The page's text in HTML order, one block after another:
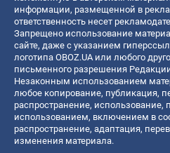
информации, размещенной в
ответственность несет
Запрещено использование
сайте, даже с указанием
логотипа OBOZ.UA или любого
письменного разрешения
Незаконным использованием
любое копирование, публикация,
распространение, использование,
использованием, включением в
распространение, адаптация,
изменения материала.